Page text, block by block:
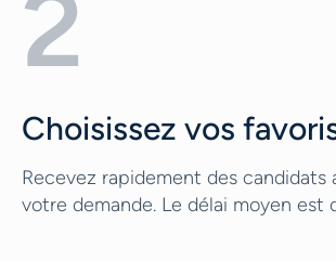
2
Choisissez vos
Recevez rapidement des candidats
votre demande. Le délai moyen est